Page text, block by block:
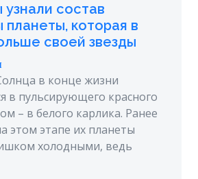
состав
которая в
своей звезды
в конце жизни
в пульсирующего красного
– в белого карлика. Ранее
этом этапе их планеты
холодными, ведь